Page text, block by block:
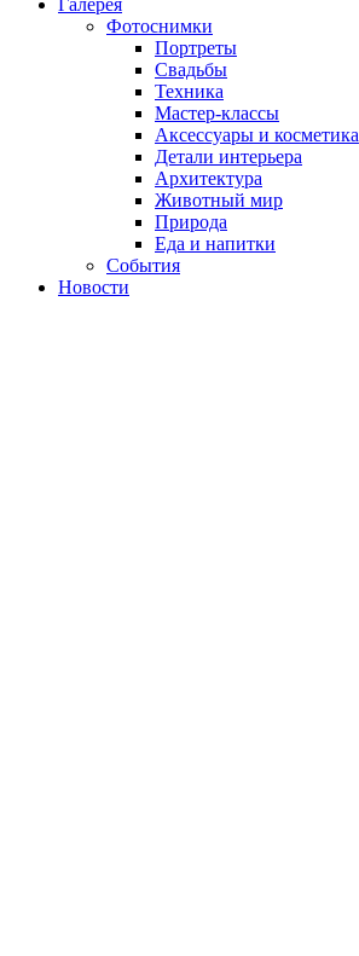
Галерея
Фотоснимки
Портреты
Свадьбы
Техника
Мастер-классы
Аксессуары и косметика
Детали интерьера
Архитектура
Животный мир
Природа
Еда и напитки
События
Новости